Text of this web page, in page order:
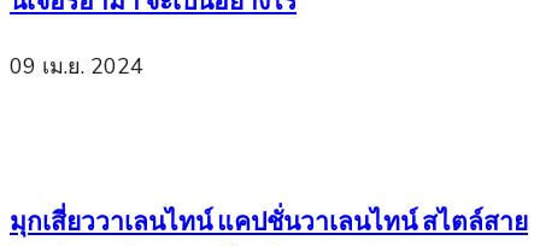
09 เม.ย. 2024
มุกเสี่ยววาเลนไทน์ แคปชั่นวาเลนไทน์ สไตล์สาย